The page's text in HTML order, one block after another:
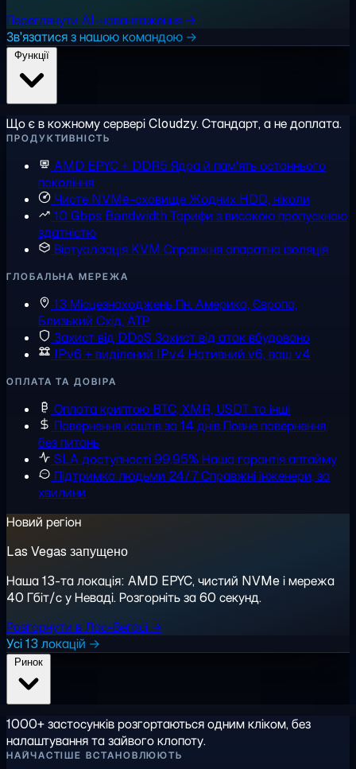
Переглянути AI-навантаження →
Зв'язатися з нашою командою →
Що є в кожному сервері Cloudzy. Стандарт, а не доплата.
ПРОДУКТИВНІСТЬ
AMD EPYC + DDR5 Ядра й пам'ять останнього
покоління
Чисте NVMe-сховищеЖодних HDD, ніколи
10 Gbps Bandwidth Тарифи з високою пропускною
здатністю
Віртуалізація KVM Справжня апаратна ізоляція
ГЛОБАЛЬНА МЕРЕЖА
13 Місцезнаходжень Пн. Америка, Європа,
Близький Схід, АТР
Захист від DDoS Захист від атак вбудовано
IPv6 + виділений IPv4 Нативний v6, ваш v4
ОПЛАТА ТА ДОВІРА
Оплата криптою BTC, XMR, USDT та інші
Повернення коштів за 14 днів Повне повернення,
без питань
SLA доступності 99,95% Наша гарантія аптайму
Підтримка людьми 24/7Справжні інженери, за
хвилини
Новий регіон
Las Vegas запущено
Наша 13-та локація: AMD EPYC, чистий NVMe і мережа
40 Гбіт/с у Неваді. Розгорніть за 60 секунд.
Розгорнути в Лас-Вегасі →
Усі 13 локацій →
1000+ застосунків розгортаються одним кліком, без
налаштування та зайвого клопоту.
НАЙЧАСТІШЕ ВСТАНОВЛЮЮТЬ